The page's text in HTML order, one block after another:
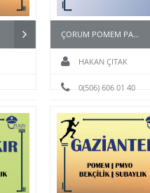
ÇORUM POMEM PARKUR HAZIRLIK KURSU
HAKAN ÇITAK
0(506) 606 01 40